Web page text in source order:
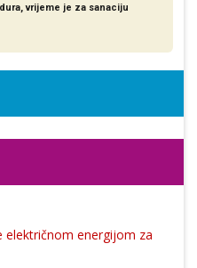
vrijeme je za sanaciju
električnom energijom za